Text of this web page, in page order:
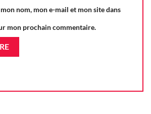
nom, mon e-mail et mon site dans
mon prochain commentaire.